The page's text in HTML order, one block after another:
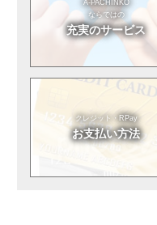
A-PACHINKO
ならではの
充実のサービス
クレジット・RPay
お支払い方法